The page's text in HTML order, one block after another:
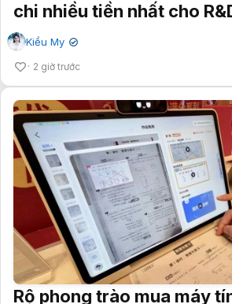
chi nhiều tiền nhất cho
Kiều My ✔
2 giờ trước
Rộ phong trào mua máy